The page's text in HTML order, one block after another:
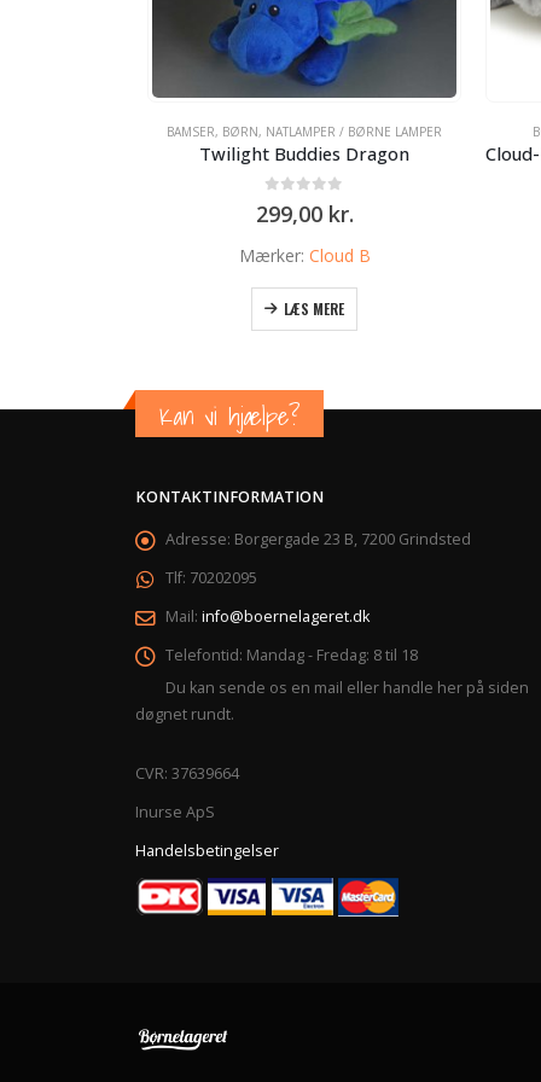
BAMSER, BØRN, NATLAMPER / BØRNE LAMPER
Twilight Buddies Dragon
299,00 kr.
Mærker: Cloud B
LÆS MERE
Kan vi hjælpe?
KONTAKTINFORMATION
Adresse: Borgergade 23 B, 7200 Grindsted
Tlf: 70202095
Mail: info@boernelageret.dk
Telefontid: Mandag - Fredag: 8 til 18
Du kan sende os en mail eller handle her på siden
døgnet rundt.
CVR: 37639664
Inurse ApS
Handelsbetingelser